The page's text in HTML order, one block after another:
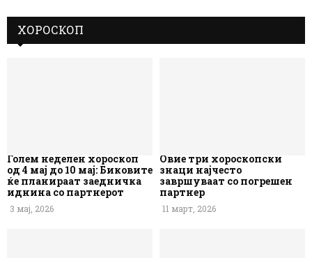
ХОРОСКОП
Голем неделен хороскоп
од 4 мај до 10 мај: Биковите
ќе планираат заедничка
иднина со партнерот
3 мај, 2026
Овие три хороскопски
знаци најчесто
завршуваат со погрешен
партнер
11 март, 2026